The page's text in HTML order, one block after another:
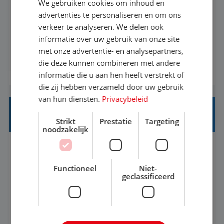
Met jouw ervaring in de reisbranche of
achtergrond in toerisme ben je klaar voor de
volgende stap. Vanaf je stoel reis je de hele
wereld over en speel je moeiteloos in op de
wensen van je team, je klant en wat er in de
reiswereld gebeurt. Met je enthousiasme weet je
klanten te overtuigen om die droomreis te
boeken! ...
BEKIJK VACATURE
REISADVISEUR ALLROUND
Aalsmeer, Noord-Holland, Nederland
33-36 uur
MBO
Een vakantie plannen is het leukste dat er is. Of
het nu voor jezelf is, of voor een ander: jij vindt
We gebruiken cookies om inhoud en
advertenties te personaliseren en om ons
verkeer te analyseren. We delen ook
informatie over uw gebruik van onze site
met onze advertentie- en analysepartners,
die deze kunnen combineren met andere
informatie die u aan hen heeft verstrekt of
die zij hebben verzameld door uw gebruik
van hun diensten. Privacybeleid
Strikt
noodzakelijk
Prestatie Targeting
Functioneel
Niet-
geclassificeerd